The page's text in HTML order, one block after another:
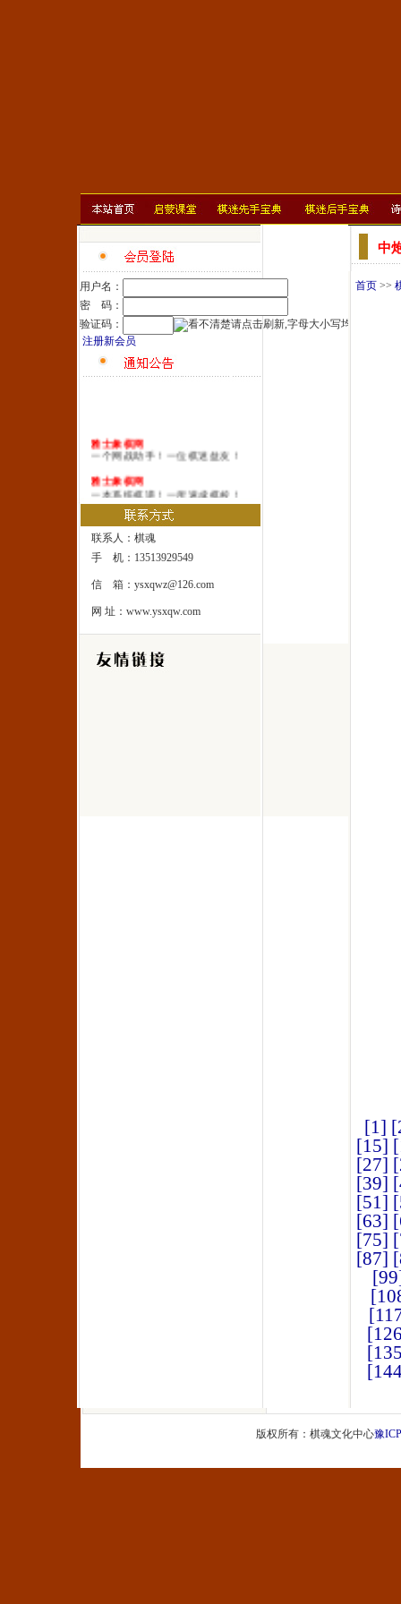
用户名：
密 码：
验证码：
注册新会员
雅士象棋网
一个网战助手！一位棋迷益友！
雅士象棋网
一本系统棋谱！一所速成棋校！
雅士象棋网
一处修身圣地！一座雅士乐园！
联系人：棋魂
手 机：13513929549
信 箱：ysxqwz@126.com
网 址：www.ysxqw.com
中
首页>>
[1]
[15]
[27]
[39]
[51]
[63]
[75]
[87]
版权所有：棋魂文化中心豫